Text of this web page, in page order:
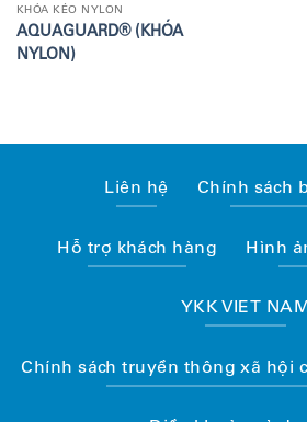
KHÓA KÉO NYLON
AQUAGUARD® (KHÓA
NYLON)
Liên hệ Chính sách
Hỗ trợ khách hàng Hình
YKK VIET
Chính sách truyền thông xã hội